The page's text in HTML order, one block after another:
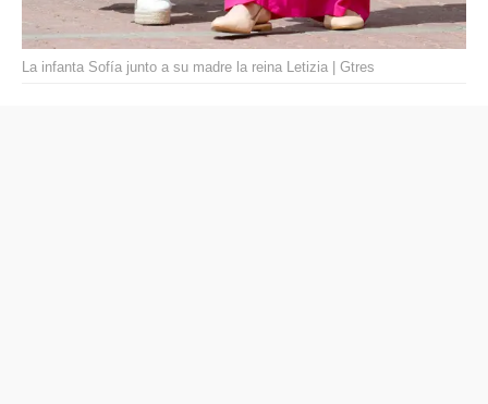
La infanta Sofía junto a su madre la reina Letizia | Gtres